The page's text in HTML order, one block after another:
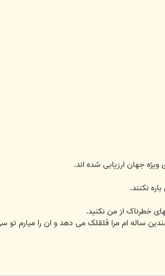
ویژه جهان ارزیابی شده اند.
نکنند.
خطرناک از من نکنید.
ساله ام مرا قلقلک می دهد و ان را میارم